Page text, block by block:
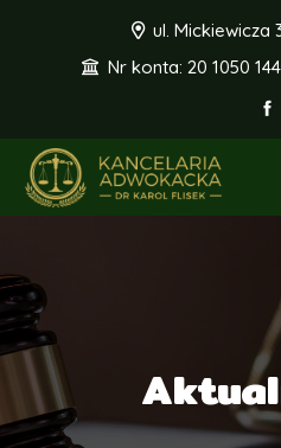
ul. Mickiewicza
Nr konta: 20 1050